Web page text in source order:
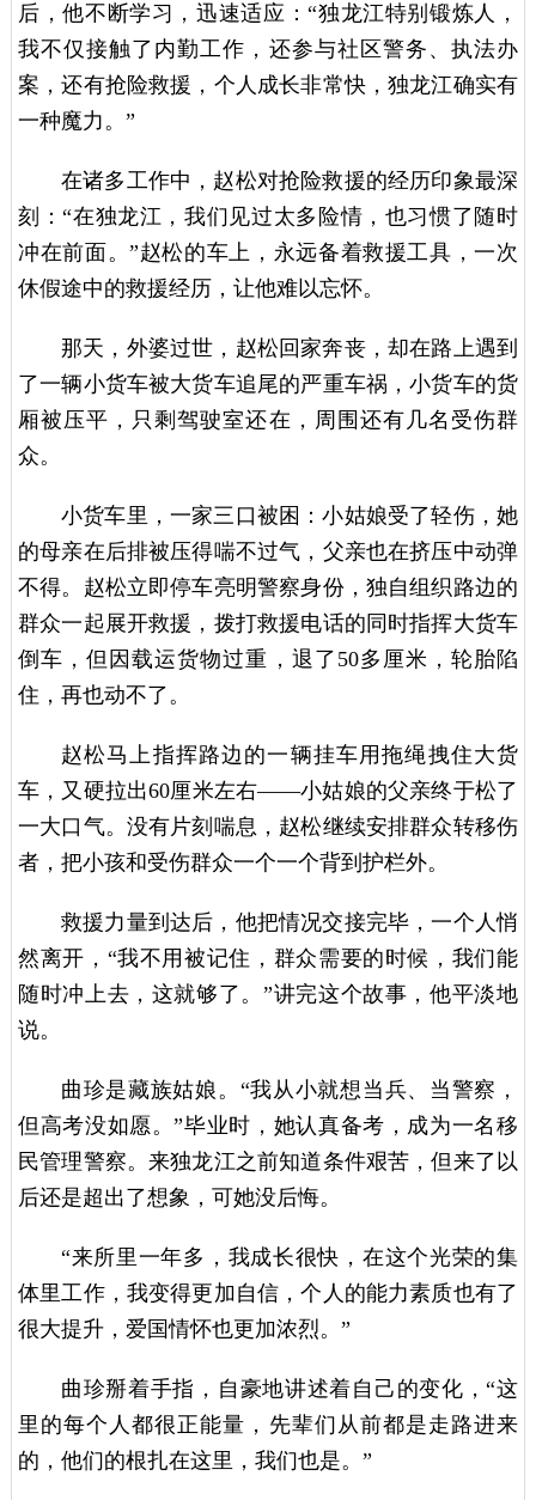
后，他不断学习，迅速适应：“独龙江特别锻炼人，
我不仅接触了内勤工作，还参与社区警务、执法办
案，还有抢险救援，个人成长非常快，独龙江确实有
一种魔力。”
在诸多工作中，赵松对抢险救援的经历印象最深
刻：“在独龙江，我们见过太多险情，也习惯了随时
冲在前面。”赵松的车上，永远备着救援工具，一次
休假途中的救援经历，让他难以忘怀。
那天，外婆过世，赵松回家奔丧，却在路上遇到
了一辆小货车被大货车追尾的严重车祸，小货车的货
厢被压平，只剩驾驶室还在，周围还有几名受伤群
众。
小货车里，一家三口被困：小姑娘受了轻伤，她
的母亲在后排被压得喘不过气，父亲也在挤压中动弹
不得。赵松立即停车亮明警察身份，独自组织路边的
群众一起展开救援，拨打救援电话的同时指挥大货车
倒车，但因载运货物过重，退了50多厘米，轮胎陷
住，再也动不了。
赵松马上指挥路边的一辆挂车用拖绳拽住大货
车，又硬拉出60厘米左右——小姑娘的父亲终于松了
一大口气。没有片刻喘息，赵松继续安排群众转移伤
者，把小孩和受伤群众一个一个背到护栏外。
救援力量到达后，他把情况交接完毕，一个人悄
然离开，“我不用被记住，群众需要的时候，我们能
随时冲上去，这就够了。”讲完这个故事，他平淡地
说。
曲珍是藏族姑娘。“我从小就想当兵、当警察，
但高考没如愿。”毕业时，她认真备考，成为一名移
民管理警察。来独龙江之前知道条件艰苦，但来了以
后还是超出了想象，可她没后悔。
“来所里一年多，我成长很快，在这个光荣的集
体里工作，我变得更加自信，个人的能力素质也有了
很大提升，爱国情怀也更加浓烈。”
曲珍掰着手指，自豪地讲述着自己的变化，“这
里的每个人都很正能量，先辈们从前都是走路进来
的，他们的根扎在这里，我们也是。”